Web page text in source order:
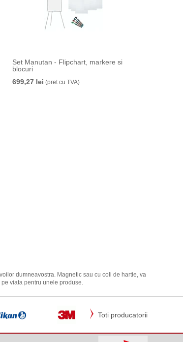
Set Manutan - Flipchart, markere si
blocuri
699,27 lei (pret cu TVA)
dumneavostra. Magnetic sau cu coli de hartie, va
pe viata pentru unele produse.
Toti producatorii